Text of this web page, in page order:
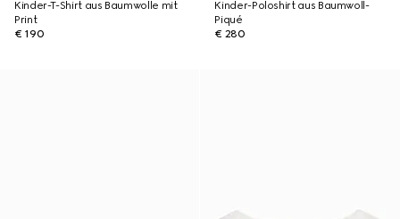
Kinder-T-Shirt aus Baumwolle mit
Print
€ 190
Kinder-Poloshirt aus Baumwoll-
Piqué
€ 280